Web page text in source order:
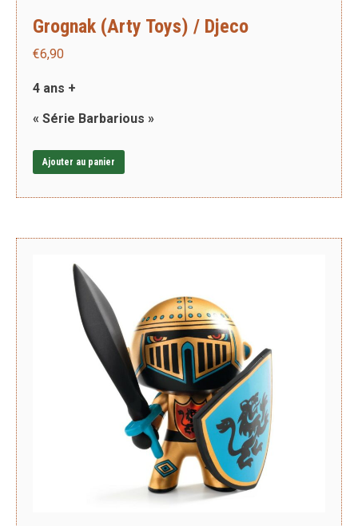
Grognak (Arty Toys) / Djeco
€6,90
4 ans +
« Série Barbarious »
Ajouter au panier